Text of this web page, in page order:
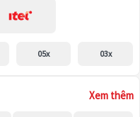
05x 03x
Xem thêm